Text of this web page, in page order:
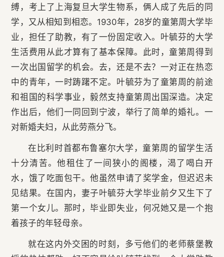
缚，考上了上海复旦大学生物系，俩人成了先后的同
学，又从相知到相恋。1930年，28岁的童第周大学毕
业，担任了助教，有了一份固定收入。叶毓芬的大学
生活费用从此才算有了基本保障。此时，童第周得到
一次出国留学的机会。去，还是不去？一对正在热恋
中的青年，一时踌躇不定。叶毓芬为了童第周的前途
和祖国的科学事业，毅然支持童第周出国深造。决定
作出后，他们一同回到宁波，举行了简单的婚礼。一
对新婚夫妇，从此劳燕分飞。
在比利时首都布鲁塞尔大学，童第周的留学生活
十分清苦。他租住了一间狭小的阁楼，渴了喝白开
水，饿了吃面包干。他虽然申请了奖学金，但迟迟未
见结果。在国内，妻子叶毓芬大学毕业前夕又生下了
第一个女儿。那时，毕业即失业，何况她又是一个抱
着孩子的年轻母亲。
就在这内外交困的时刻，多亏他们的老师蔡堡教